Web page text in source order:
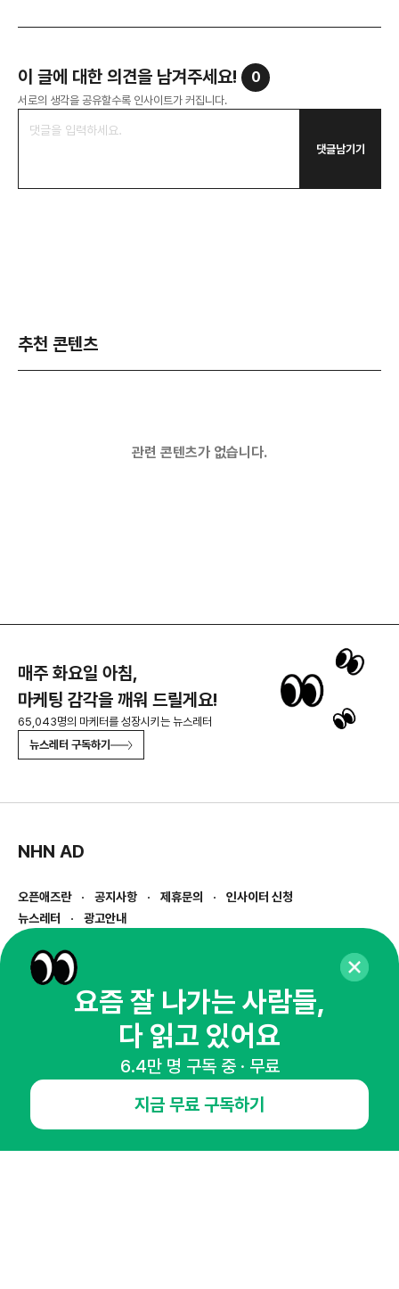
이 글에 대한 의견을 남겨주세요! 0
서로의 생각을 공유할수록 인사이트가 커집니다.
댓글남기기
추천 콘텐츠
관련 콘텐츠가 없습니다.
매주 화요일 아침,
마케팅 감각을 깨워 드릴게요!
65,043명의 마케터를 성장시키는 뉴스레터
뉴스레터 구독하기
NHN AD
오픈애즈란 공지사항 제휴문의
인사이터 신청
뉴스레터
광고안내
경기도 성남시 분당구 대왕판교로645번길 16
사업자등록번호 : 144-81-27690(
통신판매업신고번호 : 2014-경기성남-1023
호스팅서비스사업자 : 오픈애즈
1800-2198
openads@openads.co.kr
이용약관
instagramthreadkakaotalk
요즘 잘 나가는 사람들,
다 읽고 있어요
6.4만 명 구독 중 · 무료
지금 무료 구독하기